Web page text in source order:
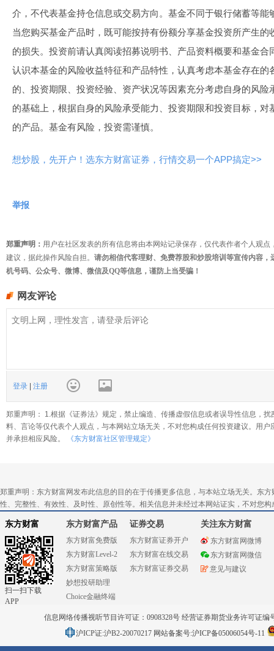
介，不代表基金持仓信息或交易方向。基金不同于银行储蓄等
当您购买基金产品时，既可能按持有份额分享基金投资所产生
的损失。投资前请认真阅读招募说明书、产品资料概要和基金
认识本基金的风险收益特征和产品特性，认真考虑本基金存在
的、投资期限、投资经验、资产状况等因素充分考虑自身的风
的基础上，根据自身的风险承受能力、投资期限和投资目标，
的产品。基金有风险，投资需谨慎。
想炒股，先开户！选东方财富证券，行情交易一个APP搞定>>
举报
郑重声明： 用户在社区发表的所有信息将由本网站记录保存，仅代表作者个人观
建议，据此操作风险自担。 请勿相信代客理财、免费荐股和炒股培训等宣传内容
机号码、公众号、微博、微信及QQ等信息，谨防上当受骗！
网友评论
登录 注册
郑重声明： 1.根据《证券法》规定，禁止编造、传播虚假信息或者误导性信息，
料、言论等仅代表个人观点，与本网站立场无关，不对您构成任何投资建议。用
并承担相应风险。
《东方财富社区管理规定》
郑重声明：东方财富网发布此信息的目的在于传播更多信息，与本站立场无关。东
性、完整性、有效性、及时性、原创性等。相关信息并未经过本网站证实，不对您
东方财富
扫一扫下载
APP
东方财富产品
东方财富免费版
东方财富Level-2
东方财富策略版
妙想投研助理
Choice金融终端
证券交易
东方财富证券开户
东方财富在线交易
东方财富证券交易
关注东方财富
东方财富网微博
东方财富网微信
意见与建议
信息网络传播视听节目许可证：0908328号 经营证券期货业务许可证编
沪ICP证:沪B2-20070217 网站备案号:沪ICP备05006054号-11